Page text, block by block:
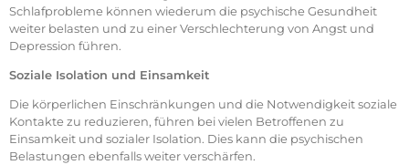
Schlafprobleme können wiederum die psychische Gesundheit
weiter belasten und zu einer Verschlechterung von Angst und
Depression führen.
Soziale Isolation und Einsamkeit
Die körperlichen Einschränkungen und die Notwendigkeit soziale
Kontakte zu reduzieren, führen bei vielen Betroffenen zu
Einsamkeit und sozialer Isolation. Dies kann die psychischen
Belastungen ebenfalls weiter verschärfen.